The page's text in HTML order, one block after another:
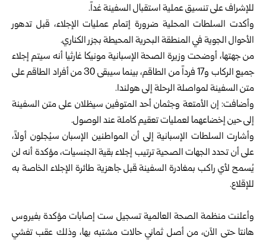
للإشراف على تنسيق عملية استقبال السفينة غداً.
وأكدت السلطات المحلية ضرورة إتمام عمليات الإجلاء، قبل تدهور
الأحوال الجوية في المنطقة البحرية المحيطة بجزر الكناري.
من جهتها، أوضحت وزيرة الصحة الإسبانية مونيكا غارثيا أنه سيتم إجلاء
جميع الركاب و17 فرداً من الطاقم، بينما سيبقى 30 من أفراد الطاقم على
متن السفينة لمواصلة الرحلة إلى هولندا.
وأضافت: إن الأمتعة وجثمان أحد المتوفين سيظلان على متن السفينة
إلى حين إخضاعهما لعمليات تعقيم كاملة عند الوصول.
وأشارت السلطات الإسبانية إلى أن المواطنين الإسبان سيُجلون أولاً،
على أن تحدد الجهات الصحية ترتيب إجلاء بقية الجنسيات، مؤكدة أنه لن
يُسمح لأي راكب بمغادرة السفينة قبل جاهزية طائرة الإجلاء الخاصة به
للإقلاع.
وأعلنت منظمة الصحة العالمية تسجيل ست إصابات مؤكدة بفيروس
هانتا حتى الآن، من أصل ثماني حالات مشتبه بها، وذلك عقب تفشي